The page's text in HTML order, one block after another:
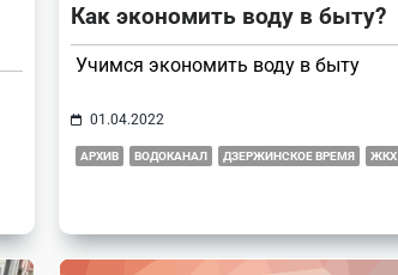
Как экономить воду в быту?
Учимся экономить воду в быту
01.04.2022
АРХИВ ВОДОКАНАЛ ДЗЕРЖИНСКОЕ ВРЕМЯ ЖКХ